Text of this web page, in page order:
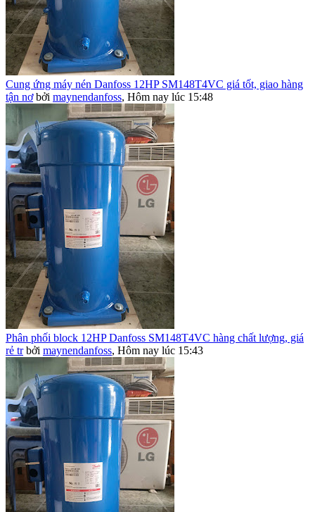
Cung ứng máy nén Danfoss 12HP SM148T4VC giá tốt, giao hàng
tận nơ bởi maynendanfoss, Hôm nay lúc 15:48
Phân phối block 12HP Danfoss SM148T4VC hàng chất lượng, giá
rẻ tr bởi maynendanfoss, Hôm nay lúc 15:43